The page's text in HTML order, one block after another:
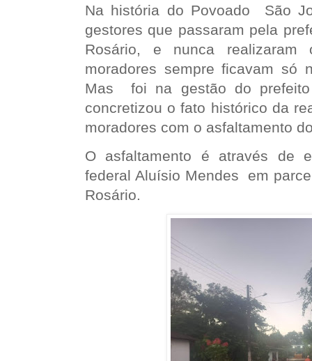
Na história do Povoado São
gestores que passaram pela
Rosário, e nunca
moradores sempre ficavam só
Mas foi na gestão do
concretizou o fato histórico da
moradores com o asfaltamento
O asfaltamento é através de
federal Aluísio Mendes em
Rosário.